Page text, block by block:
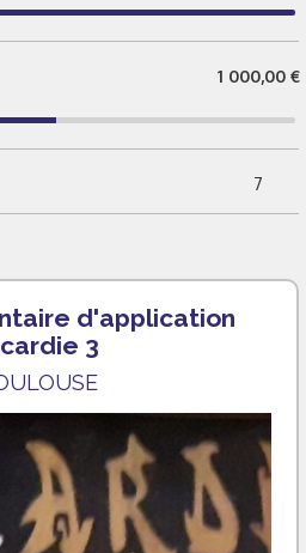
1 000,00 €
7
d'application
3